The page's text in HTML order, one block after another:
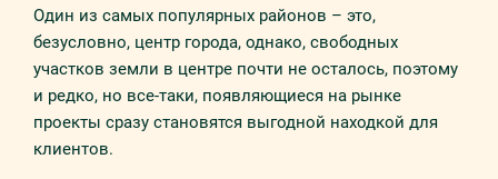
Один из самых популярных районов – это,
безусловно, центр города, однако, свободных
участков земли в центре почти не осталось, поэтому
и редко, но все-таки, появляющиеся на рынке
проекты сразу становятся выгодной находкой для
клиентов.